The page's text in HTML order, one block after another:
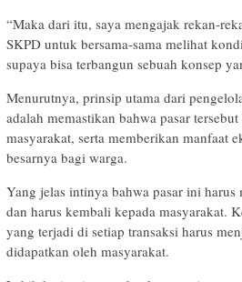
“Maka dari itu, saya mengajak rekan-
SKPD untuk bersama-sama melihat
supaya bisa terbangun sebuah konsep
Menurutnya, prinsip utama dari
adalah memastikan bahwa pasar
masyarakat, serta memberikan manfaat
besarnya bagi warga.
Yang jelas intinya bahwa pasar ini
dan harus kembali kepada masyarakat.
yang terjadi di setiap transaksi harus
didapatkan oleh masyarakat.